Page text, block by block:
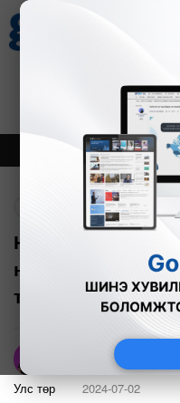
Онцлох
Н.Энхбаатар:
наадмаас өмнө
төлөвлөж байна
Улс төр 2024-07-02